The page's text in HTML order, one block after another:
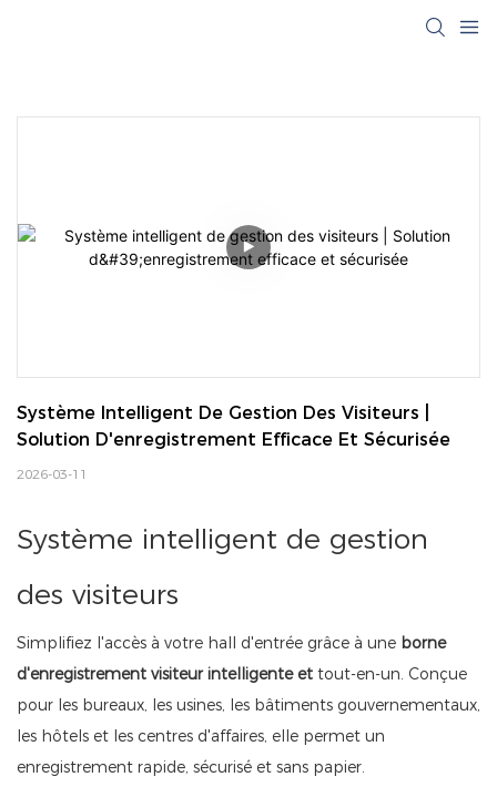
Système Intelligent De Gestion Des Visiteurs |
Solution D'enregistrement Efficace Et Sécurisée
2026-03-11
Système intelligent de gestion
des visiteurs
Simplifiez l'accès à votre hall d'entrée grâce à une borne
d'enregistrement visiteur intelligente et tout-en-un. Conçue
pour les bureaux, les usines, les bâtiments gouvernementaux,
les hôtels et les centres d'affaires, elle permet un
enregistrement rapide, sécurisé et sans papier.